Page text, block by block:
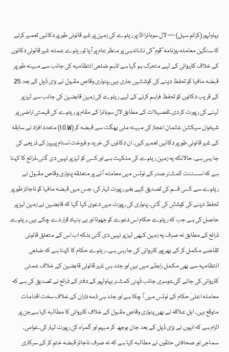
بہاولپور (کرائم سیل) — لال سوہانرا اڈا پر ریلوے کی زمین پر غیر قانونی طور پر دکانیں تعمیر کرنے
کا سنگین معاملہ روزنامہ’’قوم‘‘کی نشاندہی پر منظر عام پر آیا تو ریلوے عملہ غیر قانونی دکانوں
کے خلاف کارروائی کے لیے متحرک ہو گیا ہے تاہم ضلعی انتظامیہ کی جانب سے مبینہ طور پر
قبضہ مافیا کو تحفظ دینے کی کوششیں جاری ہیں۔پٹواری وقاص مقبول نے بڑی ڈیل کے بعد 25
کے قریب دکانوں کو تحفظ فراہم کرنے کے لیے ریلوے کی زمین قابضین کی جانب سے لیز پر
لینے کی رپورٹ کر دی۔تفصیلات کے مطابق لال سوہانرا کے مقام پر ریلوے کی قیمتی اراضی پر
متعدد افراد نے سابقہ (I.O.W) شیخوان سیکشن عثمان اعجاز کی مبینہ ملی بھگت سے قبضہ کر
کے غیر قانونی طور پر دکانیں تعمیر کیں۔ ان دکانوں کی خرید و فروخت اسٹام پیپرز کے ذریعے کی
جا رہی ہے، حالانکہ یہ زمین ریلوے کی ملکیت ہے اور کسی کو لیز پر نہیں دی گئی۔ذرائع کا کہنا
ہے کہ اسسٹنٹ کمشنر صدر کے نوٹس میں معاملہ آنے پر متعلقہ پٹواری وقاص مقبول نے
ریلوے سے کسی قسم کی تصدیق کیے بغیر رپورٹ تیار کی، جس میں قبضہ مافیا کو ناجائز طور پر
تحفظ دینے کی کوشش کی گئی۔ پٹواری کی رپورٹ میں دعویٰ کیا گیا کہ قابضین نے زمین لیز پر
حاصل کی ہے جب کہ ریلوے حکام اس دعوے کو جھوٹا اور بے بنیاد قرار دے چکے ہیں۔ریلوے
ذرائع کے مطابق نہ صرف یہ زمین کبھی لیز پر نہیں دی گئی بلکہ اب اس کے متعلق قانونی
تقاضے مکمل کر کے بھرپور کارروائی کی جا رہی ہے۔ ریلوے حکام کا کہنا ہے کہ ضلعی
انتظامیہ سے بھی مکمل رابطے میں ہیں اور جلد ہی غیر قانونی قابضین کے خلاف عملی
کارروائی کی جائے گی۔دوسری جانب ڈپٹی کمشنر بہاولپور کے دفتر کے ذرائع نے تصدیق کی ہے کہ
معاملہ اعلیٰ حکام کے نوٹس میں آ چکا ہے اور جلد ہی ذمہ داران کے خلاف سخت اقدامات
متوقع ہیں۔ اہل علاقہ نے بھی پٹواری وقاص مقبول کے خلاف کارروائی کا مطالبہ کیا ہےجن پر
الزام ہے کہ انہوں نے بڑی ڈیل کے بعد جان بوجھ کر مبہم اور گمراہ کن رپورٹ تیار کی۔عوامی،
سماجی اور صحافتی حلقوں نے مطالبہ کیا ہے کہ نہ صرف ناجائز قبضہ ختم کر کے سرکاری